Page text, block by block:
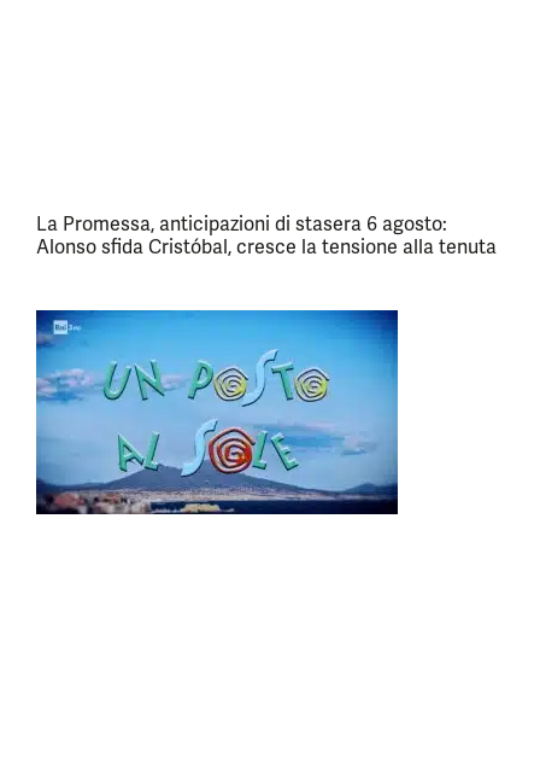
La Promessa, anticipazioni di stasera 6 agosto:
Alonso sfida Cristóbal, cresce la tensione alla tenuta